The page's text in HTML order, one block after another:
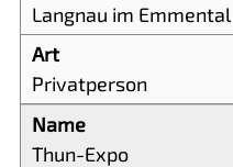
Langnau im Emmental
Privatperson
Thun-Expo